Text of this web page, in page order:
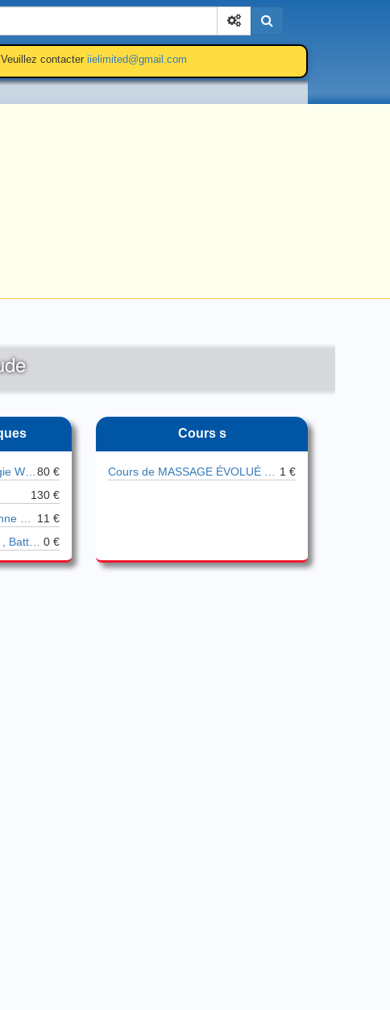
Cherchez
contacter iielimited@gmail.com
80 €
Masterclasse Piano Boogie Woogie
130 €
11 €
0 €
Cours de Guitare ; Piano , Batterie
Cours s
1 €